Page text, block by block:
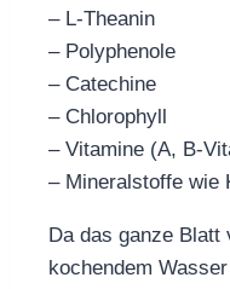
– L-Theanin
– Polyphenole
– Catechine
– Chlorophyll
– Vitamine (A, B-
– Mineralstoffe wie
Da das ganze
kochendem